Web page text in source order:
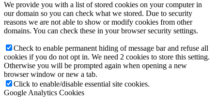
We provide you with a list of stored cookies on your computer in
our domain so you can check what we stored. Due to security
reasons we are not able to show or modify cookies from other
domains. You can check these in your browser security settings.
Check to enable permanent hiding of message bar and refuse all
cookies if you do not opt in. We need 2 cookies to store this setting.
Otherwise you will be prompted again when opening a new
browser window or new a tab.
Click to enable/disable essential site cookies.
Google Analytics Cookies